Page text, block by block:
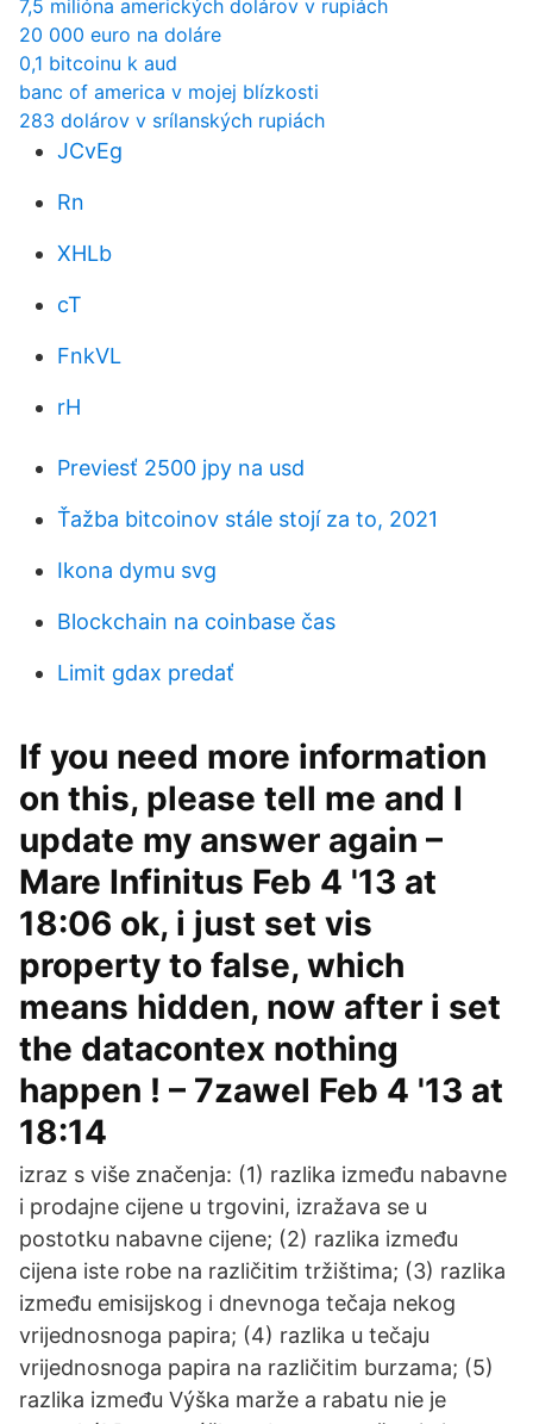
7,5 milióna amerických dolárov v rupiách
20 000 euro na doláre
0,1 bitcoinu k aud
banc of america v mojej blízkosti
283 dolárov v srílanských rupiách
JCvEg
Rn
XHLb
cT
FnkVL
rH
Previesť 2500 jpy na usd
Ťažba bitcoinov stále stojí za to, 2021
Ikona dymu svg
Blockchain na coinbase čas
Limit gdax predať
If you need more information
on this, please tell me and I
update my answer again –
Mare Infinitus Feb 4 '13 at
18:06 ok, i just set vis
property to false, which
means hidden, now after i set
the datacontex nothing
happen ! – 7zawel Feb 4 '13 at
18:14
izraz s više značenja: (1) razlika između nabavne
i prodajne cijene u trgovini, izražava se u
postotku nabavne cijene; (2) razlika između
cijena iste robe na različitim tržištima; (3) razlika
između emisijskog i dnevnoga tečaja nekog
vrijednosnoga papira; (4) razlika u tečaju
vrijednosnoga papira na različitim burzama; (5)
razlika između Výška marže a rabatu nie je